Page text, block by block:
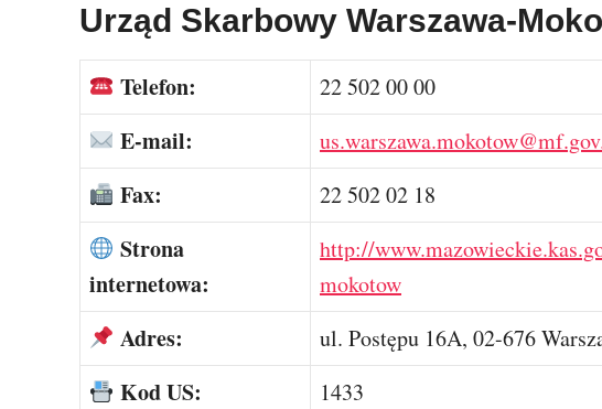
Urząd Skarbowy Warszawa-
Telefon: 22 502 00 00
E-mail:
Fax: 22 502 02 18
Strona
internetowa:
http://
mokotow
Adres: ul. Postępu 16A, 02-676
Kod US: 1433